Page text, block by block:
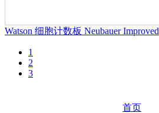
Watson 细胞计数板 Neubauer Improved
1
2
3
首页